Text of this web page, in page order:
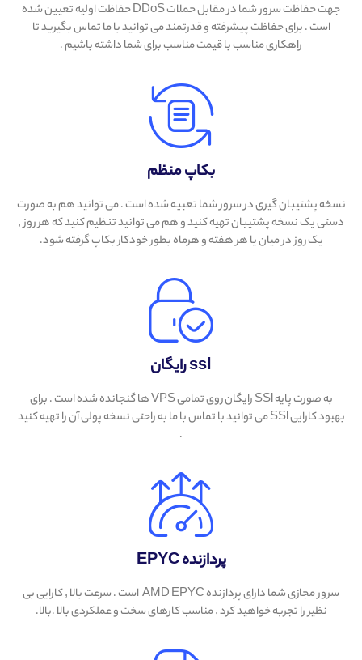
جهت حفاظت سرور شما در مقابل حملات DDoS حفاظت اولیه تعیین شده
است . برای حفاظت پیشرفته و قدرتمند می توانید با ما تماس بگیرید تا
راهکاری مناسب با قیمت مناسب برای شما داشته باشیم .
بکاپ منظم
نسخه پشتیبان گیری در سرور شما تعبیه شده است . می توانید هم به صورت
دستی یک نسخه پشتیبان تهیه کنید و هم می توانید تنظیم کنید که هر روز ,
یک روز در میان یا هر هفته و هرماه بطور خودکار بکاپ گرفته شود.
ssl رایگان
به صورت پایه SSl رایگان روی تمامی VPS ها گنجانده شده است . برای
بهبود کارایی SSl می توانید با تماس با ما به راحتی نسخه پولی آن را تهیه کنید
.
پردازنده EPYC
سرور مجازی شما دارای پردازنده AMD EPYC است . سرعت بالا , کارایی بی
نظیر را تجربه خواهید کرد , مناسب کارهای سخت و عملکردی بالا .بالا.